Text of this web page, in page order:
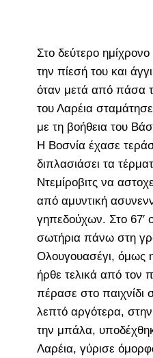
Στο δεύτερο
την πίεσή του και
όταν μετά από πάσα
του Λαρέια σταμάτησε
με τη βοήθεια του
Η Βοσνία έχασε
διπλασιάσει τα
Ντεμίροβιτς να
από αμυντική
γηπεδούχων. Στο 67′
σωτήρια πάνω στη
Ολουγουασέγι, όμως
ήρθε τελικά από τον
πέρασε στο παιχνίδι
λεπτό αργότερα,
την μπάλα,
Λαρέια, γύρισε